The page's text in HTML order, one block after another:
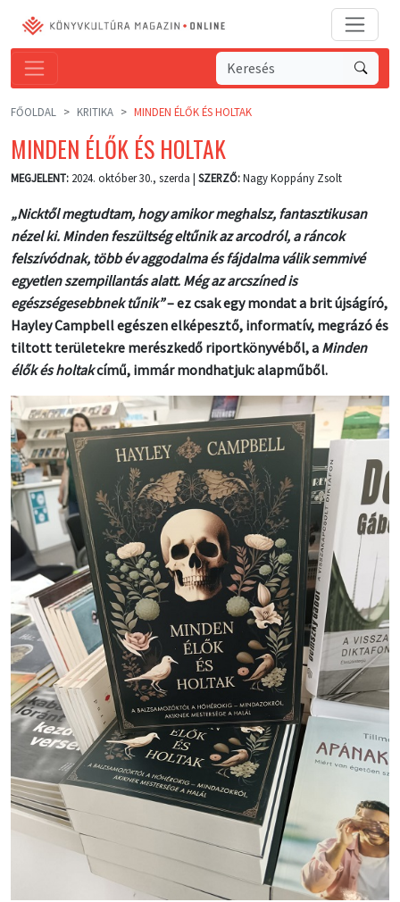
FŐOLDAL KRITIKA MINDEN ÉLŐK ÉS HOLTAK
MINDEN ÉLŐK ÉS HOLTAK
MEGJELENT: 2024. október 30., szerda | SZERZŐ:Nagy Koppány Zsolt
„Nicktől megtudtam, hogy amikor meghalsz, fantasztikusan
nézel ki. Minden feszültség eltűnik az arcodról, a ráncok
felszívódnak, több év aggodalma és fájdalma válik semmivé
egyetlen szempillantás alatt. Még az arcszíned is
egészségesebbnek tűnik”– ez csak egy mondat a brit újságíró,
Hayley Campbell egészen elképesztő, informatív, megrázó és
tiltott területekre merészkedő riportkönyvéből, a Minden
élők és holtakcímű, immár mondhatjuk: alapműből.